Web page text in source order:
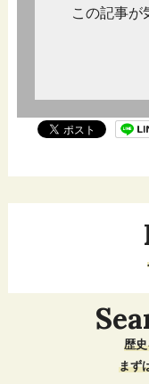
この記事が
歴
まず